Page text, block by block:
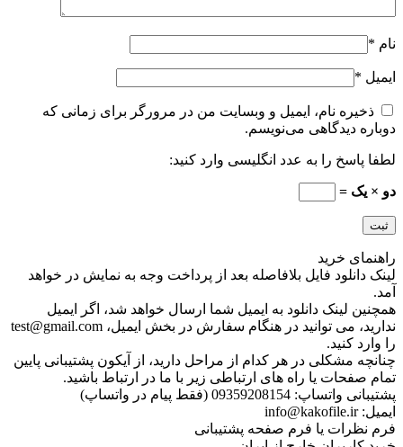
نام *
ایمیل *
ذخیره نام، ایمیل و وبسایت من در مرورگر برای زمانی که
دوباره دیدگاهی می‌نویسم.
لطفا پاسخ را به عدد انگلیسی وارد کنید:
دو × یک =
راهنمای خرید
لینک دانلود فایل بلافاصله بعد از پرداخت وجه به نمایش در خواهد
آمد.
همچنین لینک دانلود به ایمیل شما ارسال خواهد شد، اگر ایمیل
ندارید، می توانید در هنگام سفارش در بخش ایمیل، test@gmail.com
را وارد کنید.
چنانچه مشکلی در هر کدام از مراحل دارید، از آیکون پشتیبانی پایین
تمام صفحات یا راه های ارتباطی زیر با ما در ارتباط باشید.
پشتیبانی واتساپ: 09359208154 (فقط پیام در واتساپ)
ایمیل: info@kakofile.ir
فرم نظرات یا فرم صفحه پشتیبانی